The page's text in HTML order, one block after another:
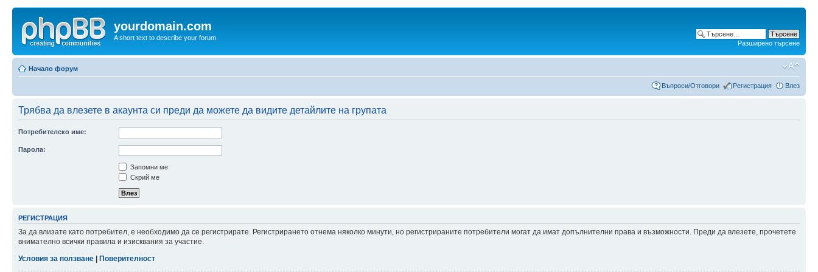
yourdomain.com
A short text to describe your forum
Разширено търсене
Начало форум
Въпроси/Отговори Регистрация Влез
Трябва да влезете в акаунта си преди да можете да видите детайлите на групата
Потребителско име:
Парола:
Запомни ме
Скрий ме
РЕГИСТРАЦИЯ
За да влизате като потребител, е необходимо да се регистрирате. Регистрирането отнема няколко минути, но регистрираните потребители могат да имат допълнителни права и възможности. Преди да влезете, прочетете
внимателно всички правила и изисквания за участие.
Условия за ползване
Поверителност